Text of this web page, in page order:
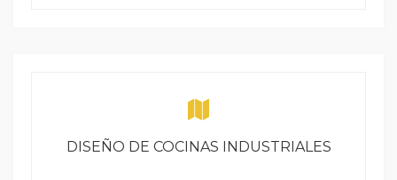
DISEÑO DE COCINAS INDUSTRIALES